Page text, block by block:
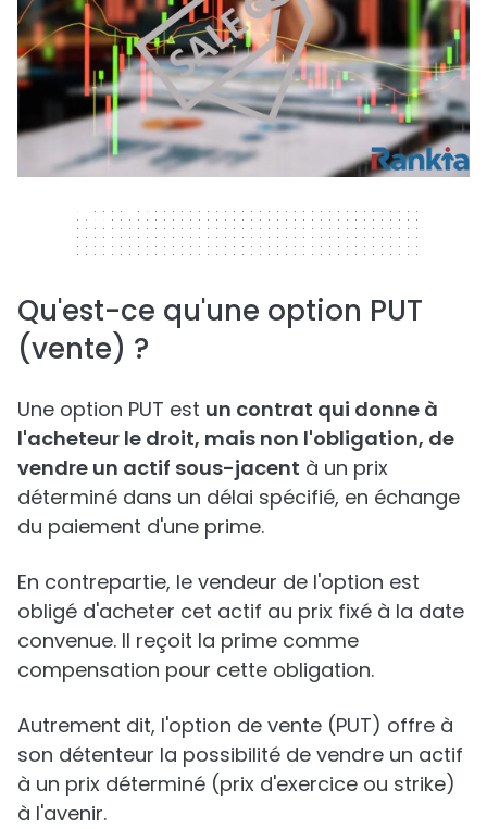
320 x 50
Qu'est-ce qu'une option PUT
(vente) ?
Une option PUT est un contrat qui donne à
l'acheteur le droit, mais non l'obligation, de
vendre un actif sous-jacent à un prix
déterminé dans un délai spécifié, en échange
du paiement d'une prime.
En contrepartie, le vendeur de l'option est
obligé d'acheter cet actif au prix fixé à la date
convenue. Il reçoit la prime comme
compensation pour cette obligation.
Autrement dit, l'option de vente (PUT) offre à
son détenteur la possibilité de vendre un actif
à un prix déterminé (prix d'exercice ou strike)
à l'avenir.